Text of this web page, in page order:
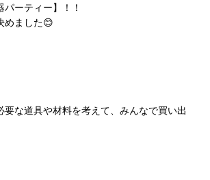
ーティー】！！
めました😊
要な道具や材料を考えて、みんなで買い出